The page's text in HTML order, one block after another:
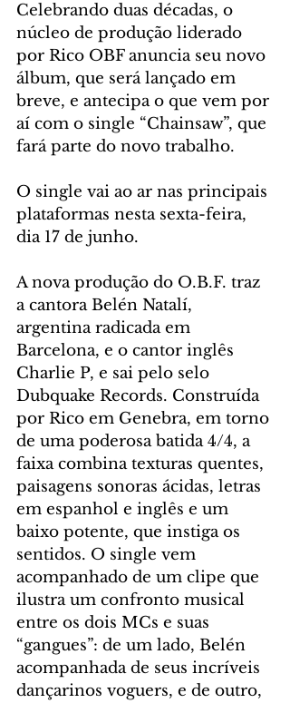
Celebrando duas décadas, o
núcleo de produção liderado
por Rico OBF anuncia seu novo
álbum, que será lançado em
breve, e antecipa o que vem por
aí com o single “Chainsaw”, que
fará parte do novo trabalho.
O single vai ao ar nas principais
plataformas nesta sexta-feira,
dia 17 de junho.
A nova produção do O.B.F. traz
a cantora Belén Natalí,
argentina radicada em
Barcelona, e o cantor inglês
Charlie P, e sai pelo selo
Dubquake Records. Construída
por Rico em Genebra, em torno
de uma poderosa batida 4/4, a
faixa combina texturas quentes,
paisagens sonoras ácidas, letras
em espanhol e inglês e um
baixo potente, que instiga os
sentidos. O single vem
acompanhado de um clipe que
ilustra um confronto musical
entre os dois MCs e suas
“gangues”: de um lado, Belén
acompanhada de seus incríveis
dançarinos voguers, e de outro,